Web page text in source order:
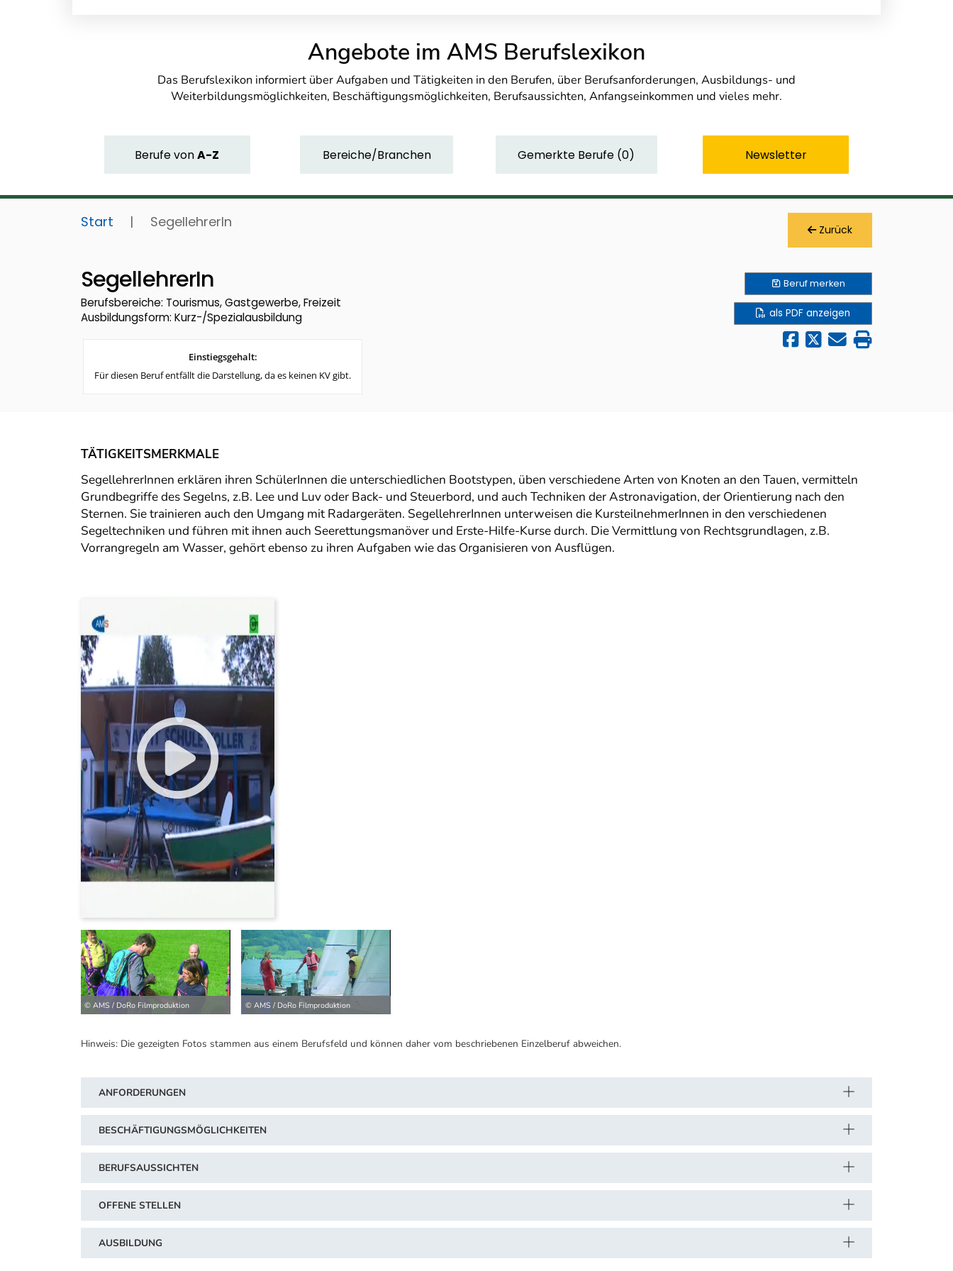
Angebote im AMS Berufslexikon
Das Berufslexikon informiert über Aufgaben und Tätigkeiten in den Berufen, über Berufsanforderungen, Ausbildungs- und
Weiterbildungsmöglichkeiten, Beschäftigungsmöglichkeiten, Berufsaussichten, Anfangseinkommen und vieles mehr.
BerufevonA-Z Bereiche/Branchen Gemerkte Berufe (0) Newsletter
Start | SegellehrerIn Zurück
SegellehrerIn
Berufsbereiche: Tourismus, Gastgewerbe, Freizeit
Ausbildungsform: Kurz-/Spezialausbildung
Einstiegsgehalt:
Für diesen Beruf entfällt die Darstellung, da es keinen KV gibt.
Berufmerken
als PDF anzeigen
TÄTIGKEITSMERKMALE
SegellehrerInnen erklären ihren SchülerInnen die unterschiedlichen Bootstypen, üben verschiedene Arten von Knoten an den Tauen, vermitteln
Grundbegriffe des Segelns, z.B. Lee und Luv oder Back- und Steuerbord, und auch Techniken der Astronavigation, der Orientierung nach den
Sternen. Sie trainieren auch den Umgang mit Radargeräten. SegellehrerInnen unterweisen die KursteilnehmerInnen in den verschiedenen
Segeltechniken und führen mit ihnen auch Seerettungsmanöver und Erste-Hilfe-Kurse durch. Die Vermittlung von Rechtsgrundlagen, z.B.
Vorrangregeln am Wasser, gehört ebenso zu ihren Aufgaben wie das Organisieren von Ausflügen.
© AMS / DoRo Filmproduktion © AMS / DoRo Filmproduktion
Hinweis: Die gezeigten Fotos stammen aus einem Berufsfeld und können daher vom beschriebenen Einzelberuf abweichen.
ANFORDERUNGEN
BESCHÄFTIGUNGSMÖGLICHKEITEN
BERUFSAUSSICHTEN
OFFENE STELLEN
AUSBILDUNG